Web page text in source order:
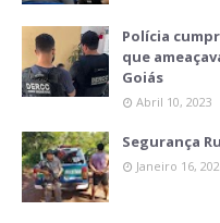
Polícia
que
Goiás
Abril 10, 2023
Segurança
Janeiro 16,